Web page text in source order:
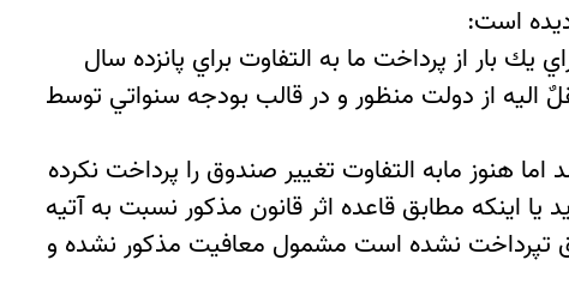
يك بار از پرداخت ما به التفاوت براي پانزده سال
اليه از دولت منظور و در قالب بودجه سنواتي توسط
تغییر صنوق بیمه خود را قبل از سال ۱۳۹۶ مطرح نموده باشد اما هنوز مابه التفاوت تغییر صندوق را پرداخت نکرده
اینکه مطابق قاعده اثر قانون مذکور نسبت به آتیه
از تغییر صندوق تپرداخت نشده است مشمول معافیت مذکور نشده و